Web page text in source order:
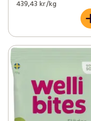
439,43 kr /kg